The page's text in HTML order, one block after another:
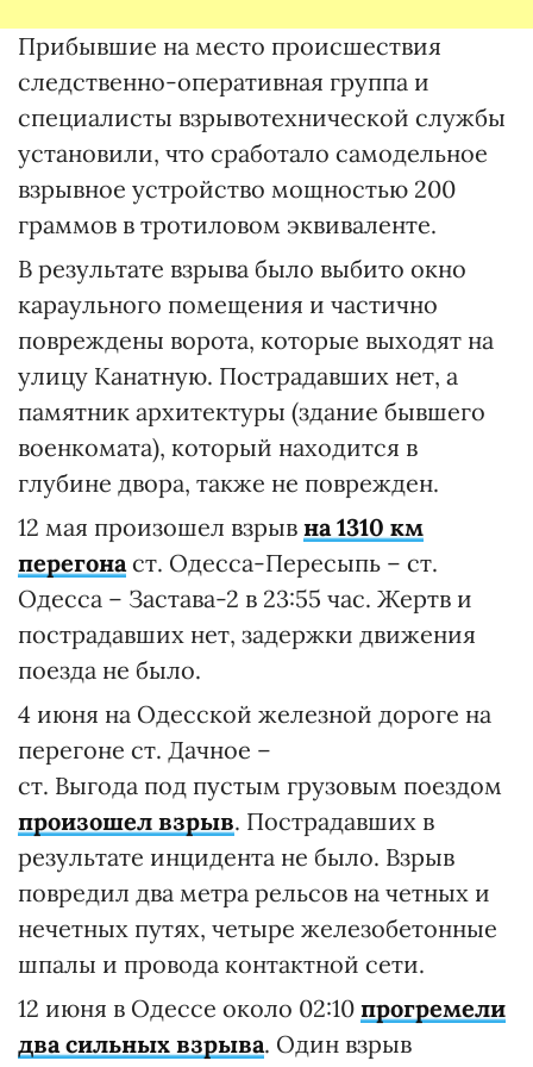
Прибывшие на место происшествия
следственно-оперативная группа и
специалисты взрывотехнической службы
установили, что сработало самодельное
взрывное устройство мощностью 200
граммов в тротиловом эквиваленте.
В результате взрыва было выбито окно
караульного помещения и частично
повреждены ворота, которые выходят на
улицу Канатную. Пострадавших нет, а
памятник архитектуры (здание бывшего
военкомата), который находится в
глубине двора, также не поврежден.
12 мая произошел взрыв на 1310 км
перегона ст. Одесса-Пересыпь – ст.
Одесса – Застава-2 в 23:55 час. Жертв и
пострадавших нет, задержки движения
поезда не было.
4 июня на Одесской железной дороге на
перегоне ст. Дачное –
ст. Выгода под пустым грузовым поездом
произошел взрыв. Пострадавших в
результате инцидента не было. Взрыв
повредил два метра рельсов на четных и
нечетных путях, четыре железобетонные
шпалы и провода контактной сети.
12 июня в Одессе около 02:10 прогремели
два сильных взрыва. Один взрыв